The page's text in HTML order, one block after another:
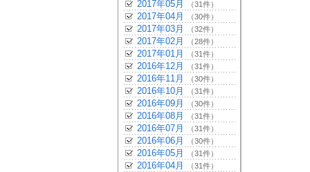
2017年05月 （31件）
2017年04月 （30件）
2017年03月 （32件）
2017年02月 （28件）
2017年01月 （31件）
2016年12月 （31件）
2016年11月 （30件）
2016年10月 （31件）
2016年09月 （30件）
2016年08月 （31件）
2016年07月 （31件）
2016年06月 （30件）
2016年05月 （31件）
2016年04月 （31件）